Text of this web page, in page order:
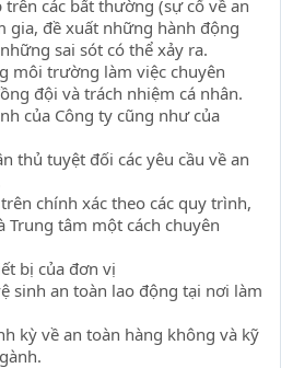
trên các bất thường (sự cố về an
gia, đề xuất những hành động
sai sót có thể xảy ra.
môi trường làm việc chuyên
đội và trách nhiệm cá nhân.
của Công ty cũng như của
thủ tuyệt đối các yêu cầu về an
chính xác theo các quy trình,
Trung tâm một cách chuyên
bị của đơn vị
sinh an toàn lao động tại nơi làm
kỳ về an toàn hàng không và kỹ